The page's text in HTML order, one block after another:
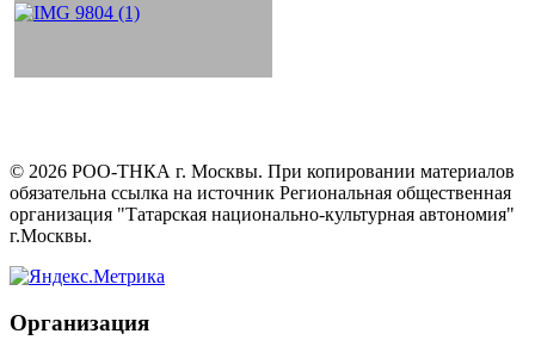
© 2026 РОО-ТНКА г. Москвы. При копировании материалов
обязательна ссылка на источник Региональная общественная
организация "Татарская национально-культурная автономия"
г.Москвы.
Организация